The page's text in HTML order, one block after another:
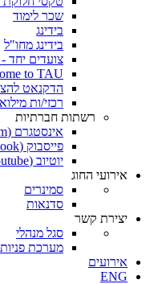
שכר לימוד
בידינג
בידינג מחו"ל
צועדים יחד
to TAU
הדקנאט
רכזי/ות
רשתות חברתיות
אינסטגרם (Instagram)
פייסבוק (Facebook)
יוטיוב (Youtube)
אירועי החוג
סמינרים
סדנאות
יצירת קשר
סגל מנהלי
מערכת פניות
אירועים
ENG